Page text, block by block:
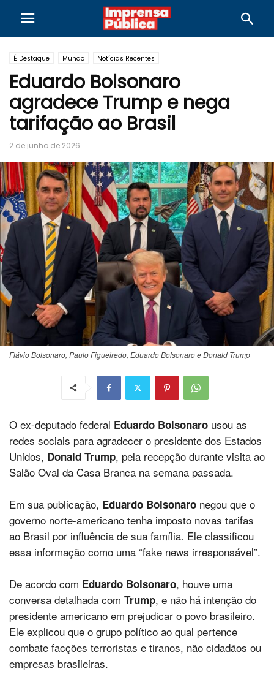
É Destaque Mundo Notícias Recentes
Eduardo Bolsonaro
agradece Trump e nega
tarifação ao Brasil
2 de junho de 2026
Flávio Bolsonaro, Paulo Figueiredo, Eduardo Bolsonaro e Donald Trump
O ex-deputado federal Eduardo Bolsonaro usou as
redes sociais para agradecer o presidente dos Estados
Unidos, Donald Trump, pela recepção durante visita ao
Salão Oval da Casa Branca na semana passada.
Em sua publicação, Eduardo Bolsonaro negou que o
governo norte-americano tenha imposto novas tarifas
ao Brasil por influência de sua família. Ele classificou
essa informação como uma “fake news irresponsável”.
De acordo com Eduardo Bolsonaro, houve uma
conversa detalhada com Trump, e não há intenção do
presidente americano em prejudicar o povo brasileiro.
Ele explicou que o grupo político ao qual pertence
combate facções terroristas e tiranos, não cidadãos ou
empresas brasileiras.